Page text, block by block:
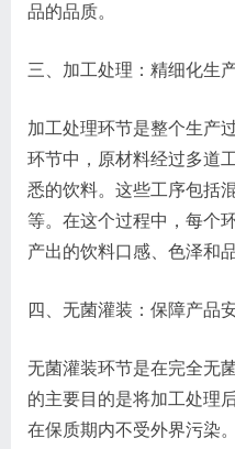
品的品质。
三、加工处理：精细化生
加工处理环节是整个生产
环节中，原材料经过多道
悉的饮料。这些工序包括
等。在这个过程中，每个
产出的饮料口感、色泽和
四、无菌灌装：保障产品
无菌灌装环节是在完全无
的主要目的是将加工处理
在保质期内不受外界污染